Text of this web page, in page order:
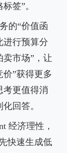
签”。
的“价值函
进行预算分
卖市场”，让
”获得更多
考更值得消
回答。
经济理性，
快速生成低